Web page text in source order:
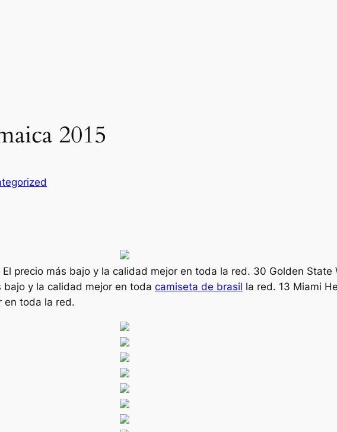
2015
precio más bajo y la calidad mejor en toda la red. 30 Golden State
bajo y la calidad mejor en toda camiseta de brasil la red. 13 Miami
en toda la red.